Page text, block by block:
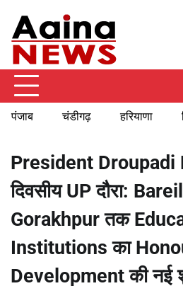
content
पंजाब चंडीगढ़ हरियाणा
President Droupadi
दिवसीय UP दौरा:
Gorakhpur तक
Institutions का
Development की